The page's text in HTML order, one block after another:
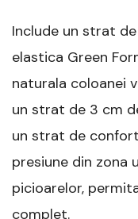
Include un strat
elastica Green
naturala coloanei
un strat de 3 cm
un strat de
presiune din zona
picioarelor,
complet.